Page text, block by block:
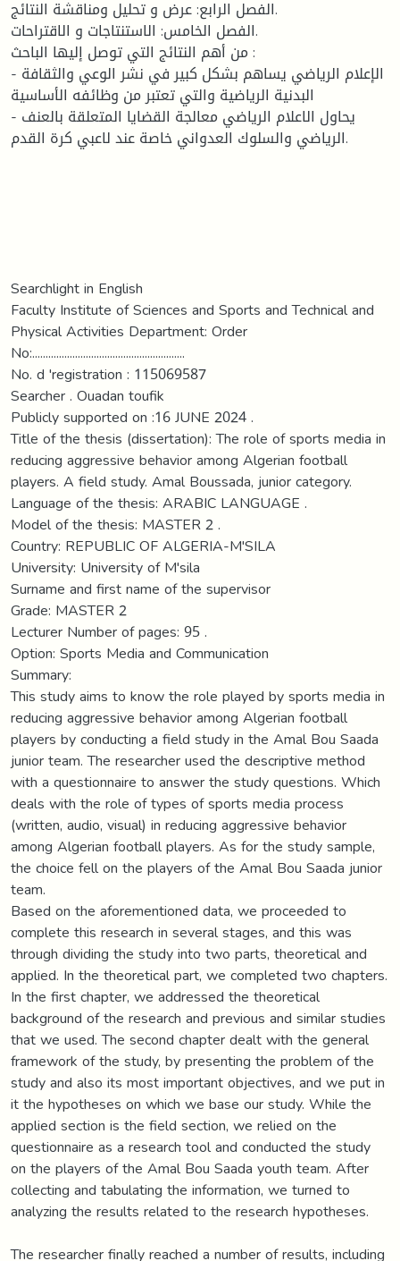
الفصل الرابع: عرض و تحليل ومناقشة النتائج.
الفصل الخامس: الاستنتاجات و الاقتراحات.
من أهم النتائج التي توصل إليها الباحث :
- الإعلام الرياضي يساهم بشكل كبير في نشر الوعي والثقافة
البدنية الرياضية والتي تعتبر من وظائفه الأساسية
- يحاول الاعلام الرياضي معالجة القضايا المتعلقة بالعنف
الرياضي والسلوك العدواني خاصة عند لاعبي كرة القدم.
Searchlight in English
Faculty Institute of Sciences and Sports and Technical and
Physical Activities Department: Order
No:.........................................................
No. d 'registration : 115069587
Searcher . Ouadan toufik
Publicly supported on :16 JUNE 2024 .
Title of the thesis (dissertation): The role of sports media in
reducing aggressive behavior among Algerian football
players. A field study. Amal Boussada, junior category.
Language of the thesis: ARABIC LANGUAGE .
Model of the thesis: MASTER 2 .
Country: REPUBLIC OF ALGERIA-M'SILA
University: University of M'sila
Surname and first name of the supervisor
Grade: MASTER 2
Lecturer Number of pages: 95 .
Option: Sports Media and Communication
Summary:
This study aims to know the role played by sports media in
reducing aggressive behavior among Algerian football
players by conducting a field study in the Amal Bou Saada
junior team. The researcher used the descriptive method
with a questionnaire to answer the study questions. Which
deals with the role of types of sports media process
(written, audio, visual) in reducing aggressive behavior
among Algerian football players. As for the study sample,
the choice fell on the players of the Amal Bou Saada junior
team.
Based on the aforementioned data, we proceeded to
complete this research in several stages, and this was
through dividing the study into two parts, theoretical and
applied. In the theoretical part, we completed two chapters.
In the first chapter, we addressed the theoretical
background of the research and previous and similar studies
that we used. The second chapter dealt with the general
framework of the study, by presenting the problem of the
study and also its most important objectives, and we put in
it the hypotheses on which we base our study. While the
applied section is the field section, we relied on the
questionnaire as a research tool and conducted the study
on the players of the Amal Bou Saada youth team. After
collecting and tabulating the information, we turned to
analyzing the results related to the research hypotheses.
The researcher finally reached a number of results, including